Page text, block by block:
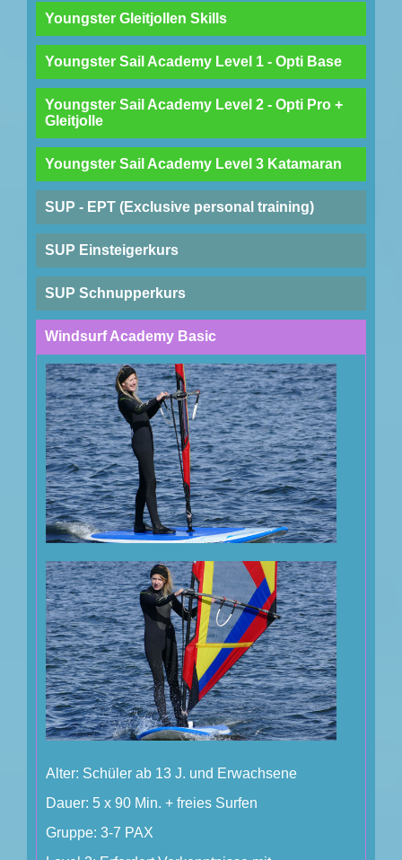
Youngster Gleitjollen Skills
Youngster Sail Academy Level 1 - Opti Base
Youngster Sail Academy Level 2 - Opti Pro +
Gleitjolle
Youngster Sail Academy Level 3 Katamaran
SUP - EPT (Exclusive personal training)
SUP Einsteigerkurs
SUP Schnupperkurs
Windsurf Academy Basic
Alter: Schüler ab 13 J. und Erwachsene
Dauer: 5 x 90 Min. + freies Surfen
Gruppe: 3-7 PAX